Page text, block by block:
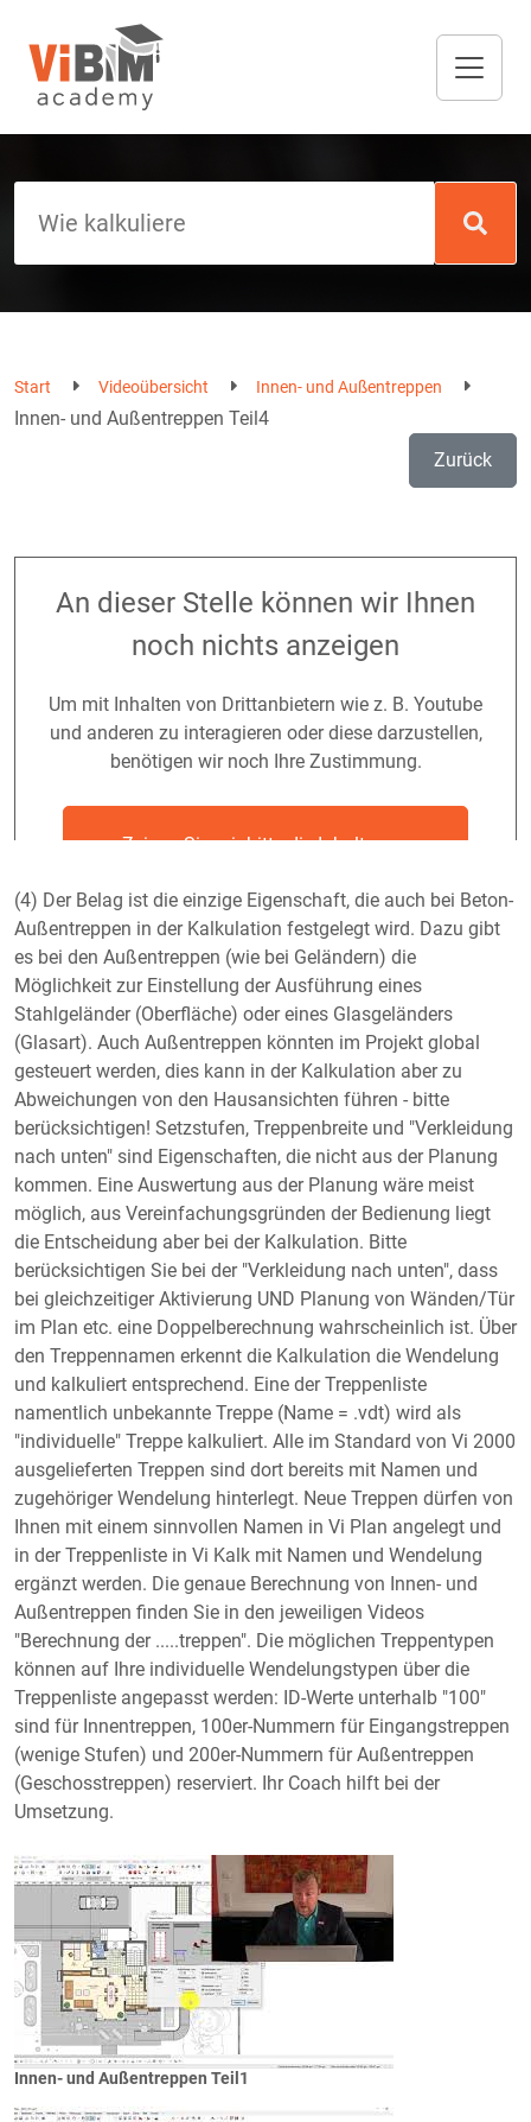
Start Videoübersicht Innen- und Außentreppen
Innen- und Außentreppen Teil4
Zurück
An dieser Stelle können wir Ihnen
noch nichts anzeigen
Um mit Inhalten von Drittanbietern wie z. B. Youtube
und anderen zu interagieren oder diese darzustellen,
benötigen wir noch Ihre Zustimmung.
Zeigen Sie mir bitte die Inhalte von
Ich bin damit einverstanden, dass mir Inhalte von
Drittanbietern angezeigt werden. Damit können
personenbezogene Daten an Drittanbieter übermittelt werden.
Je nach Anbieter werden weitere notwendige Cookies der
Anbieter auf meinem Gerät gespeichert. Mehr Informationen
dazu finden Siehier.
(4) Der Belag ist die einzige Eigenschaft, die auch bei Beton-
Außentreppen in der Kalkulation festgelegt wird. Dazu gibt
es bei den Außentreppen (wie bei Geländern) die
Möglichkeit zur Einstellung der Ausführung eines
Stahlgeländer (Oberfläche) oder eines Glasgeländers
(Glasart). Auch Außentreppen könnten im Projekt global
gesteuert werden, dies kann in der Kalkulation aber zu
Abweichungen von den Hausansichten führen - bitte
berücksichtigen! Setzstufen, Treppenbreite und "Verkleidung
nach unten" sind Eigenschaften, die nicht aus der Planung
kommen. Eine Auswertung aus der Planung wäre meist
möglich, aus Vereinfachungsgründen der Bedienung liegt
die Entscheidung aber bei der Kalkulation. Bitte
berücksichtigen Sie bei der "Verkleidung nach unten", dass
bei gleichzeitiger Aktivierung UND Planung von Wänden/Tür
im Plan etc. eine Doppelberechnung wahrscheinlich ist. Über
den Treppennamen erkennt die Kalkulation die Wendelung
und kalkuliert entsprechend. Eine der Treppenliste
namentlich unbekannte Treppe (Name = .vdt) wird als
"individuelle" Treppe kalkuliert. Alle im Standard von Vi 2000
ausgelieferten Treppen sind dort bereits mit Namen und
zugehöriger Wendelung hinterlegt. Neue Treppen dürfen von
Ihnen mit einem sinnvollen Namen in Vi Plan angelegt und
in der Treppenliste in Vi Kalk mit Namen und Wendelung
ergänzt werden. Die genaue Berechnung von Innen- und
Außentreppen finden Sie in den jeweiligen Videos
"Berechnung der .....treppen". Die möglichen Treppentypen
können auf Ihre individuelle Wendelungstypen über die
Treppenliste angepasst werden: ID-Werte unterhalb "100"
sind für Innentreppen, 100er-Nummern für Eingangstreppen
(wenige Stufen) und 200er-Nummern für Außentreppen
(Geschosstreppen) reserviert. Ihr Coach hilft bei der
Umsetzung.
Innen- und Außentreppen Teil1